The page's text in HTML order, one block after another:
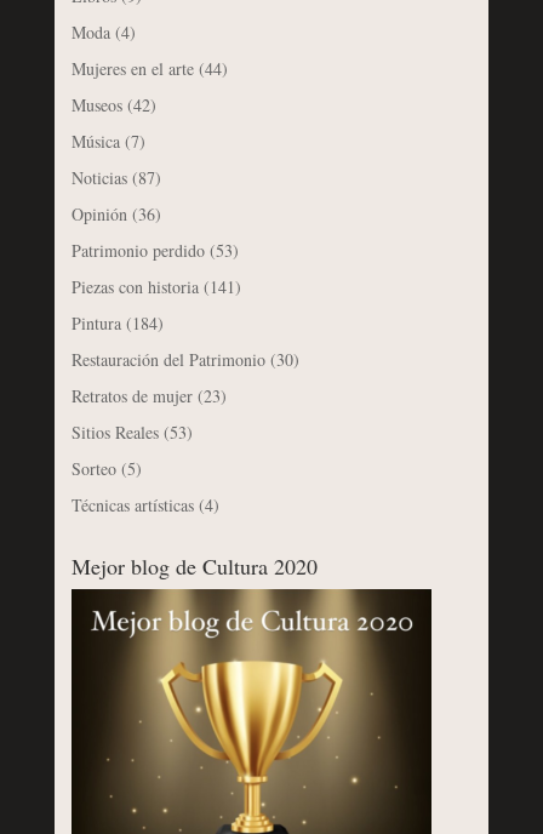
Moda(4)
Mujeres en el arte(44)
Museos(42)
Música(7)
Noticias(87)
Opinión(36)
Patrimonio perdido(53)
Piezas con historia(141)
Pintura(184)
Restauración del Patrimonio(30)
Retratos de mujer(23)
Sitios Reales(53)
Sorteo(5)
Técnicas artísticas(4)
Mejor blog de Cultura 2020